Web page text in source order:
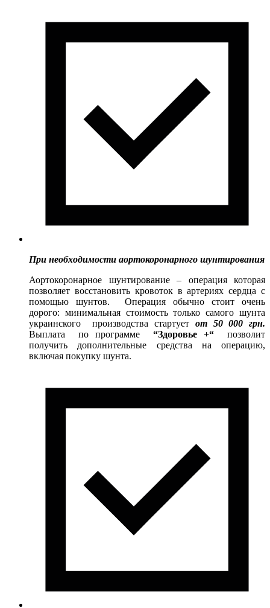
При необходимости аортокоронарного шунтирования
Аортокоронарное шунтирование – операция которая
позволяет восстановить кровоток в артериях сердца с
помощью шунтов. Операция обычно стоит очень
дорого: минимальная стоимость только самого шунта
украинского производства стартует от 50 000 грн.
Выплата по программе “Здоровье +“
позволит
получить дополнительные средства на операцию,
включая покупку шунта.